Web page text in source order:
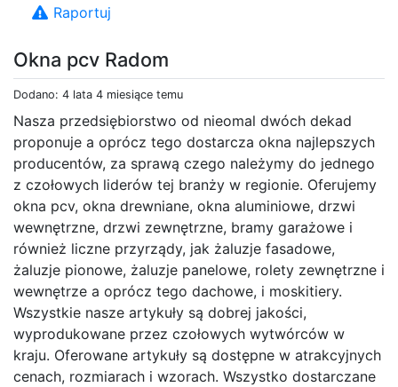
Okna pcv Radom
Dodano: 4 lata 4 miesiące temu
Nasza przedsiębiorstwo od nieomal dwóch dekad
proponuje a oprócz tego dostarcza okna najlepszych
producentów, za sprawą czego należymy do jednego
z czołowych liderów tej branży w regionie. Oferujemy
okna pcv, okna drewniane, okna aluminiowe, drzwi
wewnętrzne, drzwi zewnętrzne, bramy garażowe i
również liczne przyrządy, jak żaluzje fasadowe,
żaluzje pionowe, żaluzje panelowe, rolety zewnętrzne i
wewnętrze a oprócz tego dachowe, i moskitiery.
Wszystkie nasze artykuły są dobrej jakości,
wyprodukowane przez czołowych wytwórców w
kraju. Oferowane artykuły są dostępne w atrakcyjnych
cenach, rozmiarach i wzorach. Wszystko dostarczane
Raportuj